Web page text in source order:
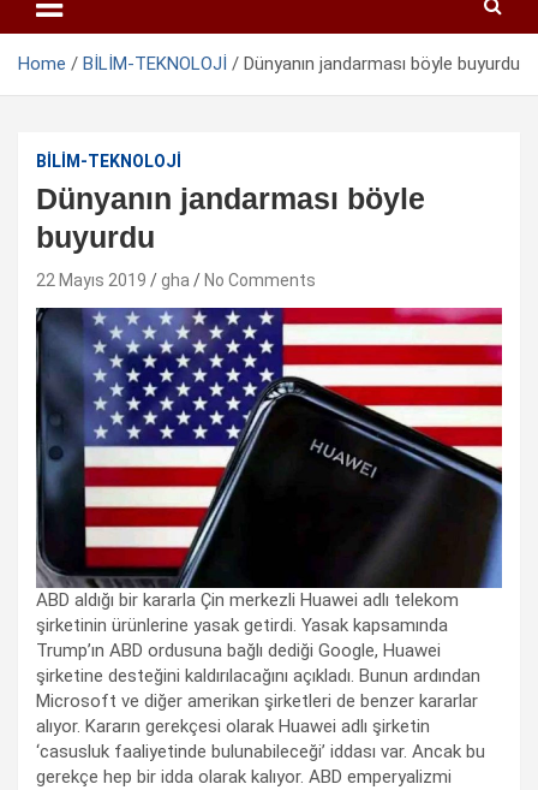
Home BİLİM-TEKNOLOJİ Dünyanın jandarması böyle buyurdu
BİLİM-TEKNOLOJİ
Dünyanın jandarması böyle
buyurdu
22 Mayıs 2019 gha No Comments
ABD aldığı bir kararla Çin merkezli Huawei adlı telekom
şirketinin ürünlerine yasak getirdi. Yasak kapsamında
Trump’ın ABD ordusuna bağlı dediği Google, Huawei
şirketine desteğini kaldırılacağını açıkladı. Bunun ardından
Microsoft ve diğer amerikan şirketleri de benzer kararlar
alıyor. Kararın gerekçesi olarak Huawei adlı şirketin
‘casusluk faaliyetinde bulunabileceği’ iddası var. Ancak bu
gerekçe hep bir idda olarak kalıyor. ABD emperyalizmi